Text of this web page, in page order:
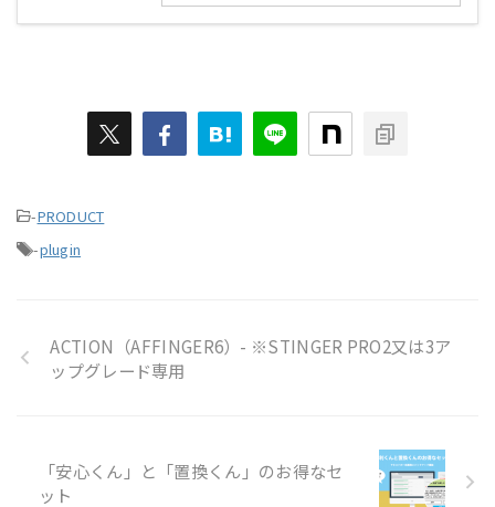
-PRODUCT
-plugin
ACTION（AFFINGER6）- ※STINGER PRO2又は3ア
ップグレード専用
「安心くん」と「置換くん」のお得なセ
ット